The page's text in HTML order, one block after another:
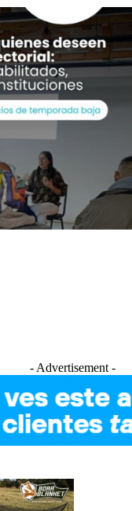
- Advertisement -